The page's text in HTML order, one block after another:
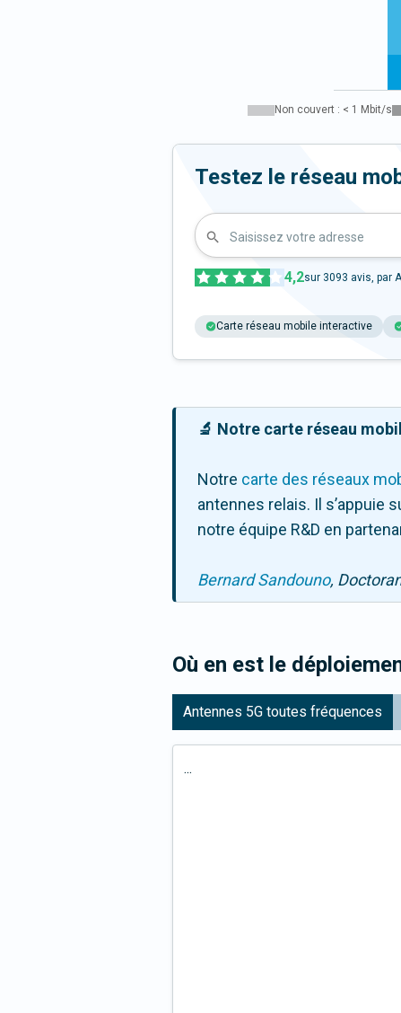
Non couvert : < 1 Mbit/s
Testez le réseau
Saisissez votre adresse
4,2sur 3093 avis, par
Carte réseau mobile interactive
🔬 Notre carte réseau
Notre carte des réseaux
antennes relais. Il s’appuie
notre équipe R&D en
Bernard Sandouno,
Où en est le
Antennes 5G toutes fréquences
...